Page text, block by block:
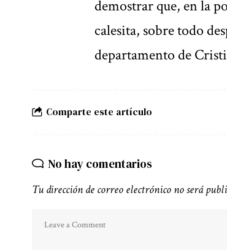
demostrar que, en la
calesita, sobre todo
departamento de
Comparte este artículo
No hay comentarios
Tu dirección de correo electrónico no será